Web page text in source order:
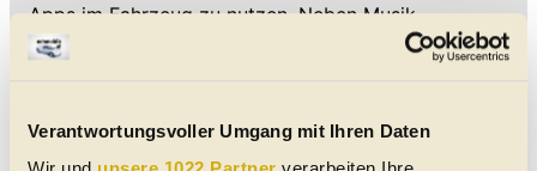
Verantwortungsvoller Umgang mit Ihren Daten
Apps im Fahrzeug zu nutzen. Neben Musik-
Streaming zählen dazu auch vielfältige Video-
Android Auto zur Verfügung.